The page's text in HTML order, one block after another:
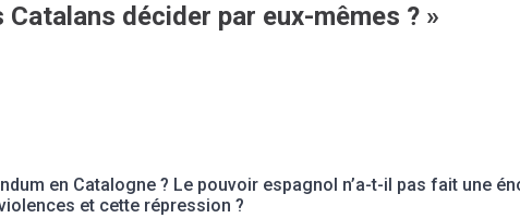
décider par eux-mêmes ? »
en Catalogne ? Le pouvoir espagnol n’a-t-il pas fait une
et cette répression ?